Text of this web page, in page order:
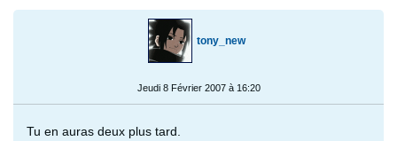
tony_new
Jeudi 8 Février 2007 à 16:20
Tu en auras deux plus tard.